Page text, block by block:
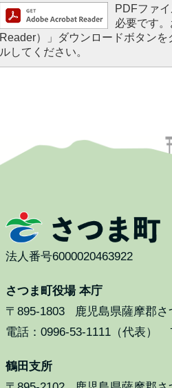
PDFファ
必要です
Reader）」ダウンロードボタン
ルしてください。
法人番号6000020463922
さつま町役場 本庁
〒895-1803
鹿児島県薩摩郡
電話：0996-53-1111（代表）
鶴田支所